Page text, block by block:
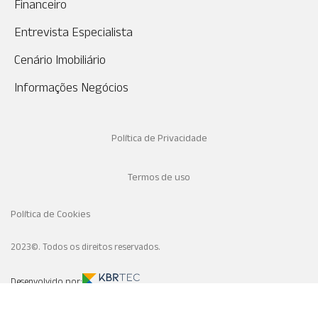
Financeiro
Entrevista Especialista
Cenário Imobiliário
Informações Negócios
Política de Privacidade
Termos de uso
Política de Cookies
2023©. Todos os direitos reservados.
Desenvolvido por: